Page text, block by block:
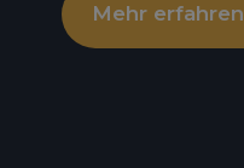
Mehr erfahren